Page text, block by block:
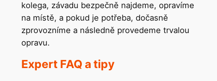
kolega, závadu bezpečně najdeme, opravíme
na místě, a pokud je potřeba, dočasně
zprovozníme a následně provedeme trvalou
opravu.
Expert FAQ a tipy